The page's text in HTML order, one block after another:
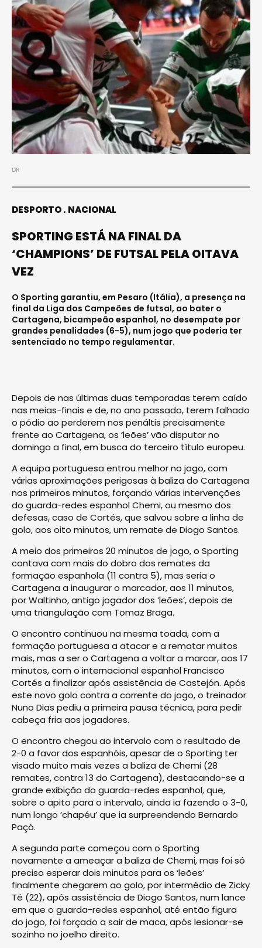
DR
DESPORTO NACIONAL
SPORTING ESTÁ NA FINAL DA
‘CHAMPIONS’ DE FUTSAL PELA OITAVA
VEZ
O Sporting garantiu, em Pesaro (Itália), a presença na
final da Liga dos Campeões de futsal, ao bater o
Cartagena, bicampeão espanhol, no desempate por
grandes penalidades (6-5), num jogo que poderia ter
sentenciado no tempo regulamentar.
Depois de nas últimas duas temporadas terem caído
nas meias-finais e de, no ano passado, terem falhado
o pódio ao perderem nos penáltis precisamente
frente ao Cartagena, os ‘leões’ vão disputar no
domingo a final, em busca do terceiro título europeu.
A equipa portuguesa entrou melhor no jogo, com
várias aproximações perigosas à baliza do Cartagena
nos primeiros minutos, forçando várias intervenções
do guarda-redes espanhol Chemi, ou mesmo dos
defesas, caso de Cortés, que salvou sobre a linha de
golo, aos oito minutos, um remate de Diogo Santos.
A meio dos primeiros 20 minutos de jogo, o Sporting
contava com mais do dobro dos remates da
formação espanhola (11 contra 5), mas seria o
Cartagena a inaugurar o marcador, aos 11 minutos,
por Waltinho, antigo jogador dos ‘leões’, depois de
uma triangulação com Tomaz Braga.
O encontro continuou na mesma toada, com a
formação portuguesa a atacar e a rematar muitos
mais, mas a ser o Cartagena a voltar a marcar, aos 17
minutos, com o internacional espanhol Francisco
Cortés a finalizar após assistência de Castejón. Após
este novo golo contra a corrente do jogo, o treinador
Nuno Dias pediu a primeira pausa técnica, para pedir
cabeça fria aos jogadores.
O encontro chegou ao intervalo com o resultado de
2-0 a favor dos espanhóis, apesar de o Sporting ter
visado muito mais vezes a baliza de Chemi (28
remates, contra 13 do Cartagena), destacando-se a
grande exibição do guarda-redes espanhol, que,
sobre o apito para o intervalo, ainda ia fazendo o 3-0,
num longo ‘chapéu’ que ia surpreendendo Bernardo
Paçó.
A segunda parte começou com o Sporting
novamente a ameaçar a baliza de Chemi, mas foi só
preciso esperar dois minutos para os ‘leões’
finalmente chegarem ao golo, por intermédio de Zicky
Té (22), após assistência de Diogo Santos, num lance
em que o guarda-redes espanhol, até então figura
do jogo, foi forçado a sair de maca, após lesionar-se
sozinho no joelho direito.